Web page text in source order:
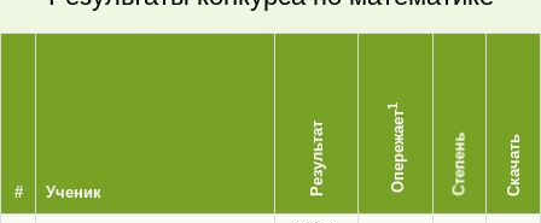
# Ученик Результат Опережает
1
Степень Скачать